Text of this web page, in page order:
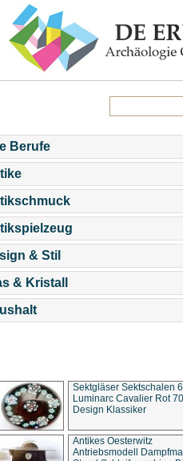
Berufe
& Stil
& Kristall
Sektgläser Sektschalen
Luminarc Cavalier Rot
Design Klassiker
Antikes Oesterwitz
Antriebsmodell